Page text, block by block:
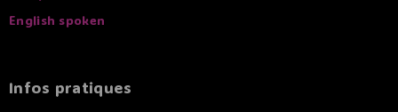
English spoken
Infos pratiques